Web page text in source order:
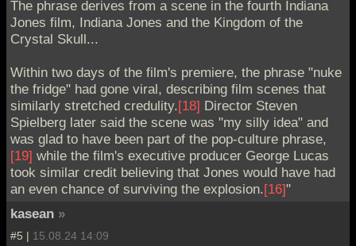
The phrase derives from a scene in the fourth Indiana
Jones film, Indiana Jones and the Kingdom of the
Crystal Skull...
Within two days of the film's premiere, the phrase "nuke
the fridge" had gone viral, describing film scenes that
similarly stretched credulity.[18] Director Steven
Spielberg later said the scene was "my silly idea" and
was glad to have been part of the pop-culture phrase,
[19] while the film's executive producer George Lucas
took similar credit believing that Jones would have had
an even chance of surviving the explosion.[16]"
kasean »
#5 | 15.08.24 14:09